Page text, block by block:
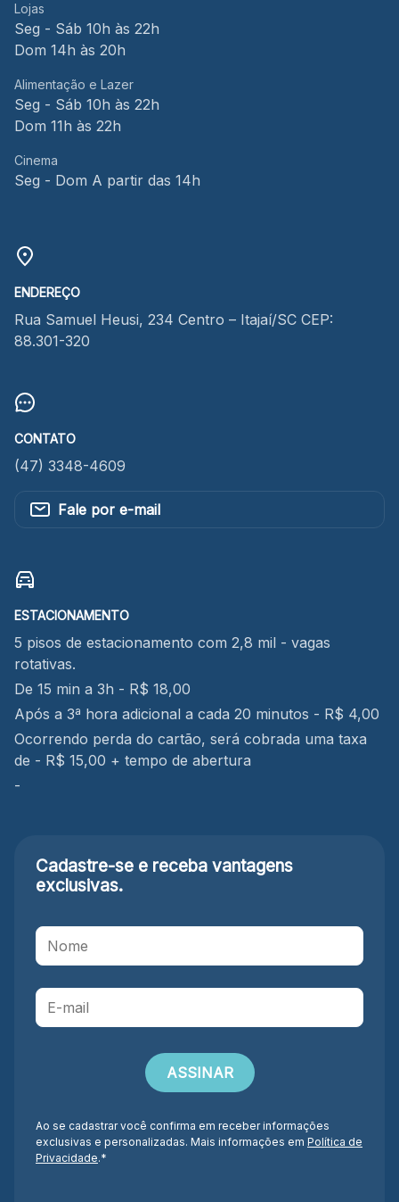
Lojas
Seg - Sáb 10h às 22h
Dom 14h às 20h
Alimentação e Lazer
Seg - Sáb 10h às 22h
Dom 11h às 22h
Cinema
Seg - Dom A partir das 14h
ENDEREÇO
Rua Samuel Heusi, 234 Centro – Itajaí/SC CEP:
88.301-320
CONTATO
(47) 3348-4609
Fale por e-mail
ESTACIONAMENTO
5 pisos de estacionamento com 2,8 mil - vagas
rotativas.
De 15 min a 3h - R$ 18,00
Após a 3ª hora adicional a cada 20 minutos - R$ 4,00
Ocorrendo perda do cartão, será cobrada uma taxa
de - R$ 15,00 + tempo de abertura
-
Cadastre-se e receba vantagens
exclusivas.
Ao se cadastrar você confirma em receber informações
exclusivas e personalizadas. Mais informações em Política de
Privacidade.*